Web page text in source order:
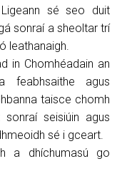
sé seo duit
sonraí a sheoltar trí
leathanaigh.
in Chomhéadain an
feabhsaithe agus
taisce chomh
seisiúin agus
sé i gceart.
a dhíchumasú go